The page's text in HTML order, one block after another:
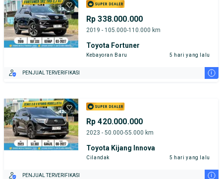
Rp 338.000.000
2019 - 105.000-110.000 km
Toyota Fortuner
Kebayoran Baru 5 hari yang lalu
PENJUAL TERVERIFIKASI i
Rp 420.000.000
2023 - 50.000-55.000 km
Toyota Kijang Innova
Cilandak 5 hari yang lalu
PENJUAL TERVERIFIKASI i